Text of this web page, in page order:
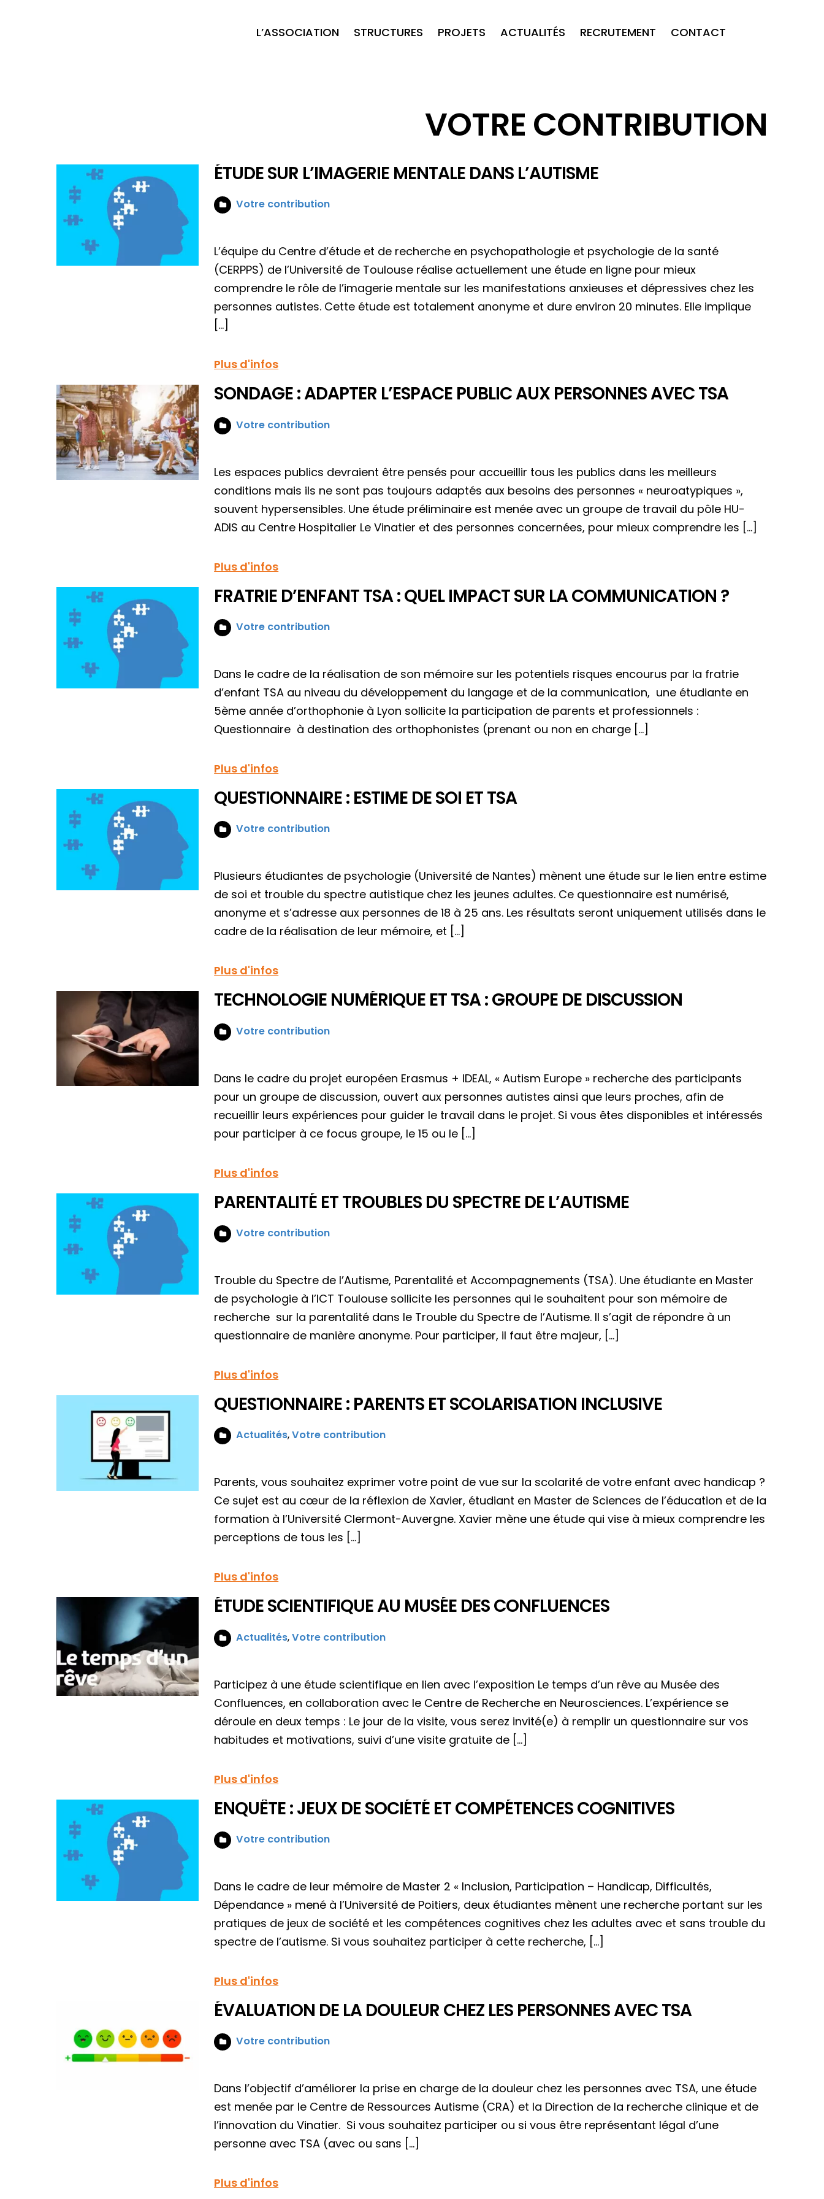
L’ASSOCIATION STRUCTURES PROJETS ACTUALITÉS RECRUTEMENT CONTACT
VOTRE CONTRIBUTION
ÉTUDE SUR L’IMAGERIE MENTALE DANS L’AUTISME
Votre contribution
L’équipe du Centre d’étude et de recherche en psychopathologie et psychologie de la santé
(CERPPS) de l’Université de Toulouse réalise actuellement une étude en ligne pour mieux
comprendre le rôle de l’imagerie mentale sur les manifestations anxieuses et dépressives chez les
personnes autistes. Cette étude est totalement anonyme et dure environ 20 minutes. Elle implique
[…]
Plus d'infos
SONDAGE : ADAPTER L’ESPACE PUBLIC AUX PERSONNES AVEC TSA
Votre contribution
Les espaces publics devraient être pensés pour accueillir tous les publics dans les meilleurs
conditions mais ils ne sont pas toujours adaptés aux besoins des personnes « neuroatypiques »,
souvent hypersensibles. Une étude préliminaire est menée avec un groupe de travail du pôle HU-
ADIS au Centre Hospitalier Le Vinatier et des personnes concernées, pour mieux comprendre les […]
Plus d'infos
FRATRIE D’ENFANT TSA : QUEL IMPACT SUR LA COMMUNICATION ?
Votre contribution
Dans le cadre de la réalisation de son mémoire sur les potentiels risques encourus par la fratrie
d’enfant TSA au niveau du développement du langage et de la communication, une étudiante en
5ème année d’orthophonie à Lyon sollicite la participation de parents et professionnels :
Questionnaire à destination des orthophonistes (prenant ou non en charge […]
Plus d'infos
QUESTIONNAIRE : ESTIME DE SOI ET TSA
Votre contribution
Plusieurs étudiantes de psychologie (Université de Nantes) mènent une étude sur le lien entre estime
de soi et trouble du spectre autistique chez les jeunes adultes. Ce questionnaire est numérisé,
anonyme et s’adresse aux personnes de 18 à 25 ans. Les résultats seront uniquement utilisés dans le
cadre de la réalisation de leur mémoire, et […]
Plus d'infos
TECHNOLOGIE NUMÉRIQUE ET TSA : GROUPE DE DISCUSSION
Votre contribution
Dans le cadre du projet européen Erasmus + IDEAL, « Autism Europe » recherche des participants
pour un groupe de discussion, ouvert aux personnes autistes ainsi que leurs proches, afin de
recueillir leurs expériences pour guider le travail dans le projet. Si vous êtes disponibles et intéressés
pour participer à ce focus groupe, le 15 ou le […]
Plus d'infos
PARENTALITÉ ET TROUBLES DU SPECTRE DE L’AUTISME
Votre contribution
Trouble du Spectre de l’Autisme, Parentalité et Accompagnements (TSA). Une étudiante en Master
de psychologie à l’ICT Toulouse sollicite les personnes qui le souhaitent pour son mémoire de
recherche sur la parentalité dans le Trouble du Spectre de l’Autisme. Il s’agit de répondre à un
questionnaire de manière anonyme. Pour participer, il faut être majeur, […]
Plus d'infos
QUESTIONNAIRE : PARENTS ET SCOLARISATION INCLUSIVE
Actualités,Votre contribution
Parents, vous souhaitez exprimer votre point de vue sur la scolarité de votre enfant avec handicap ?
Ce sujet est au cœur de la réflexion de Xavier, étudiant en Master de Sciences de l’éducation et de la
formation à l’Université Clermont-Auvergne. Xavier mène une étude qui vise à mieux comprendre les
perceptions de tous les […]
Plus d'infos
ÉTUDE SCIENTIFIQUE AU MUSÉE DES CONFLUENCES
Actualités,Votre contribution
Participez à une étude scientifique en lien avec l’exposition Le temps d’un rêve au Musée des
Confluences, en collaboration avec le Centre de Recherche en Neurosciences. L’expérience se
déroule en deux temps : Le jour de la visite, vous serez invité(e) à remplir un questionnaire sur vos
habitudes et motivations, suivi d’une visite gratuite de […]
Plus d'infos
ENQUÊTE : JEUX DE SOCIÉTÉ ET COMPÉTENCES COGNITIVES
Votre contribution
Dans le cadre de leur mémoire de Master 2 « Inclusion, Participation – Handicap, Difficultés,
Dépendance » mené à l’Université de Poitiers, deux étudiantes mènent une recherche portant sur les
pratiques de jeux de société et les compétences cognitives chez les adultes avec et sans trouble du
spectre de l’autisme. Si vous souhaitez participer à cette recherche, […]
Plus d'infos
ÉVALUATION DE LA DOULEUR CHEZ LES PERSONNES AVEC TSA
Votre contribution
Dans l’objectif d’améliorer la prise en charge de la douleur chez les personnes avec TSA, une étude
est menée par le Centre de Ressources Autisme (CRA) et la Direction de la recherche clinique et de
l’innovation du Vinatier. Si vous souhaitez participer ou si vous être représentant légal d’une
personne avec TSA (avec ou sans […]
Plus d'infos